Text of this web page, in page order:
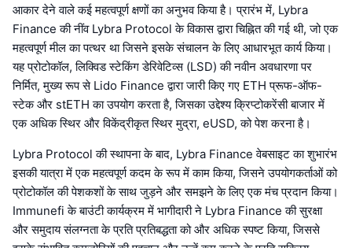
आकार देने वाले कई महत्वपूर्ण क्षणों का अनुभव किया है। प्रारंभ में, Lybra
Finance की नींव Lybra Protocol के विकास द्वारा चिह्नित की गई थी, जो एक
महत्वपूर्ण मील का पत्थर था जिसने इसके संचालन के लिए आधारभूत कार्य किया।
यह प्रोटोकॉल, लिक्विड स्टेकिंग डेरिवेटिव्स (LSD) की नवीन अवधारणा पर
निर्मित, मुख्य रूप से Lido Finance द्वारा जारी किए गए ETH प्रूफ-ऑफ-
स्टेक और stETH का उपयोग करता है, जिसका उद्देश्य क्रिप्टोकरेंसी बाजार में
एक अधिक स्थिर और विकेंद्रीकृत स्थिर मुद्रा, eUSD, को पेश करना है।
Lybra Protocol की स्थापना के बाद, Lybra Finance वेबसाइट का शुभारंभ
इसकी यात्रा में एक महत्वपूर्ण कदम के रूप में काम किया, जिसने उपयोगकर्ताओं को
प्रोटोकॉल की पेशकशों के साथ जुड़ने और समझने के लिए एक मंच प्रदान किया।
Immunefi के बाउंटी कार्यक्रम में भागीदारी ने Lybra Finance की सुरक्षा
और समुदाय संलग्नता के प्रति प्रतिबद्धता को और अधिक स्पष्ट किया, जिससे